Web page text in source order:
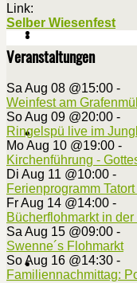
Link:
Selber Wiesenfest
Veranstaltungen
Sa Aug 08 @15:00 -
Weinfest am
So Aug 09 @20:00 -
Ringelspü live im
Mo Aug 10 @19:00 -
Kirchenführung -
Di Aug 11 @10:00 -
Ferienprogramm
Fr Aug 14 @14:00 -
Bücherflohmarkt in
Sa Aug 15 @09:00 -
Swenne´s Flohmarkt
So Aug 16 @14:30 -
Familiennachmittag: